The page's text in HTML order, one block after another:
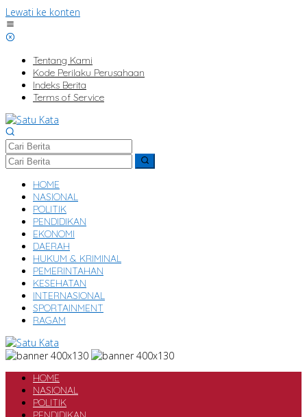
Lewati ke konten
Tentang Kami
Kode Perilaku Perusahaan
Indeks Berita
Terms of Service
HOME
NASIONAL
POLITIK
PENDIDIKAN
EKONOMI
DAERAH
HUKUM & KRIMINAL
PEMERINTAHAN
KESEHATAN
INTERNASIONAL
SPORTAINMENT
RAGAM
HOME
NASIONAL
POLITIK